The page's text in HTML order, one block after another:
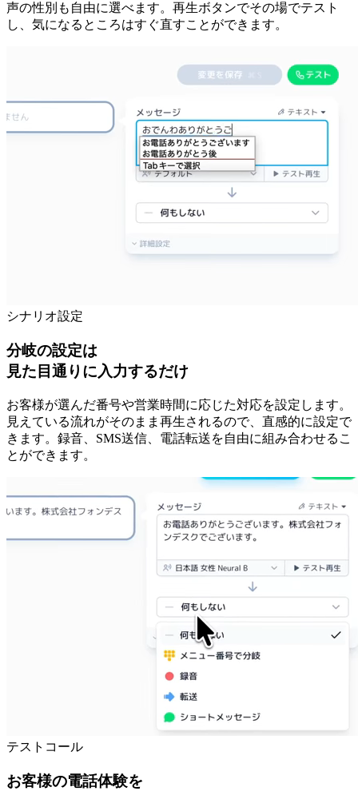
声の性別も自由に選べます。再生ボタンでその場でテスト
し、気になるところはすぐ直すことができます。
シナリオ設定
分岐の設定は
見た目通りに入力するだけ
お客様が選んだ番号や営業時間に応じた対応を設定します。
見えている流れがそのまま再生されるので、直感的に設定で
きます。録音、SMS送信、電話転送を自由に組み合わせるこ
とができます。
テストコール
お客様の電話体験を